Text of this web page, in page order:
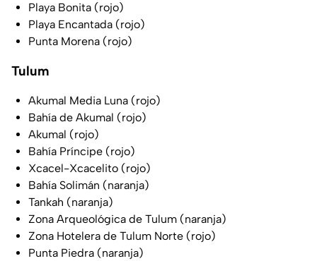
Playa Bonita (rojo)
Playa Encantada (rojo)
Punta Morena (rojo)
Tulum
Akumal Media Luna (rojo)
Bahía de Akumal (rojo)
Akumal (rojo)
Bahía Príncipe (rojo)
Xcacel-Xcacelito (rojo)
Bahía Solimán (naranja)
Tankah (naranja)
Zona Arqueológica de Tulum (naranja)
Zona Hotelera de Tulum Norte (rojo)
Punta Piedra (naranja)